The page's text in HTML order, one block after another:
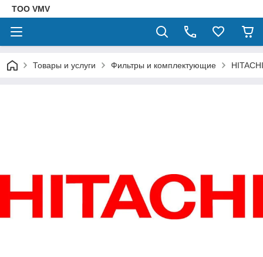
ТОО VMV
Товары и услуги Фильтры и комплектующие HITACHI